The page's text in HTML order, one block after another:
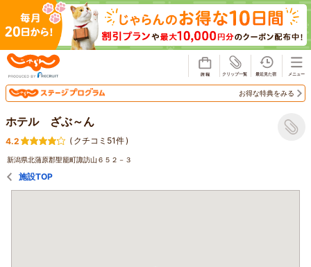
お得な特典をみる
ホテル ざぶ～ん
4.2 ( クチコミ51件)
新潟県北蒲原郡聖籠町諏訪山６５２－３
施設TOP